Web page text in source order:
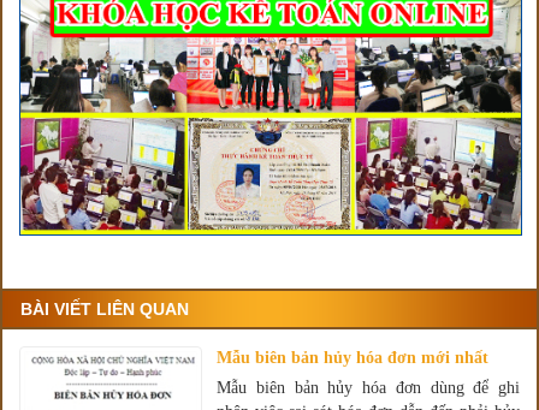
BÀI VIẾT LIÊN QUAN
Mẫu biên bản hủy hóa đơn mới nhất
Mẫu biên bản hủy hóa đơn dùng để ghi